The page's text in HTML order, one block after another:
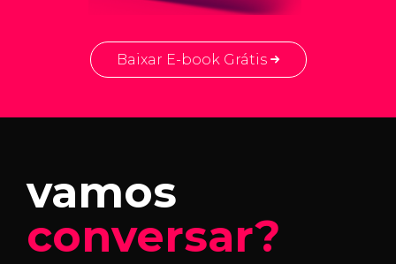
Baixar E-book Grátis
vamos
conversar?